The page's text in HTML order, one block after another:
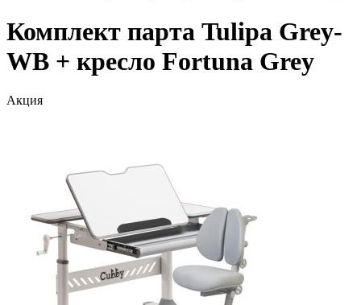
Комплект парта Tulipa Grey-
WB + кресло Fortuna Grey
Акция